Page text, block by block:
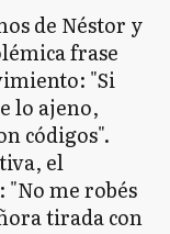
de Néstor y
frase
"Si
lo ajeno,
códigos".
el
"No me robés
tirada con